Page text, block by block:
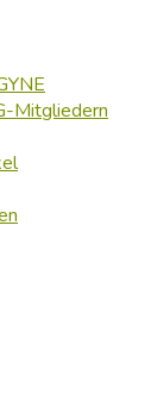
Mitgliedern